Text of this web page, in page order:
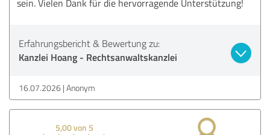
sein. Vielen Dank für die hervorragende Unterstützung!
Erfahrungsbericht & Bewertung zu:
Kanzlei Hoang - Rechtsanwaltskanzlei
16.07.2026 Anonym
5,00 von 5